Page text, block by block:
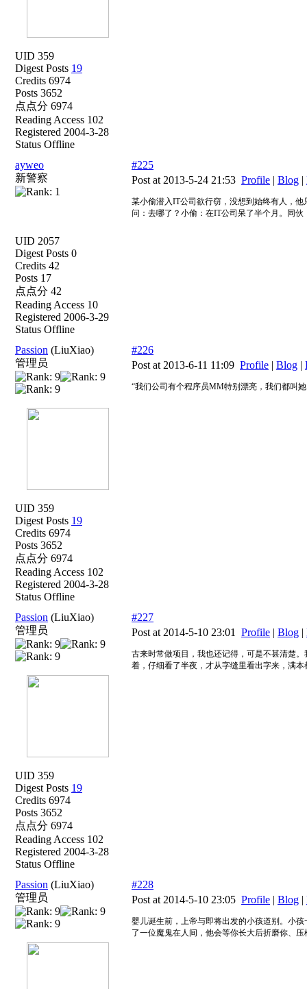
UID 359
Digest Posts 19
Credits 6974
Posts 3652
点点分 6974
Reading Access 102
Registered 2004-3-28
Status Offline
ayweo
新警察
UID 2057
Digest Posts 0
Credits 42
Posts 17
点点分 42
Reading Access 10
Registered 2006-3-29
Status Offline
#225
Post at 2013-5-24 21:53 Profile | Blog |
某小偷潜入IT公司欲行窃，没想到始终有人，
问：去哪了？小偷：在IT公司呆了半个月。同
Passion (LiuXiao)
管理员
UID 359
Digest Posts 19
Credits 6974
Posts 3652
点点分 6974
Reading Access 102
Registered 2004-3-28
Status Offline
#226
Post at 2013-6-11 11:09 Profile | Blog |
“我们公司有个程序员MM特别漂亮，我们都叫
Passion (LiuXiao)
管理员
UID 359
Digest Posts 19
Credits 6974
Posts 3652
点点分 6974
Reading Access 102
Registered 2004-3-28
Status Offline
#227
Post at 2014-5-10 23:01 Profile | Blog |
古来时常做项目，我也还记得，可是不甚清楚
着，仔细看了半夜，才从字缝里看出字来，满本
Passion (LiuXiao)
管理员
#228
Post at 2014-5-10 23:05 Profile | Blog |
婴儿诞生前，上帝与即将出发的小孩道别。小
了一位魔鬼在人间，他会等你长大后折磨你、压